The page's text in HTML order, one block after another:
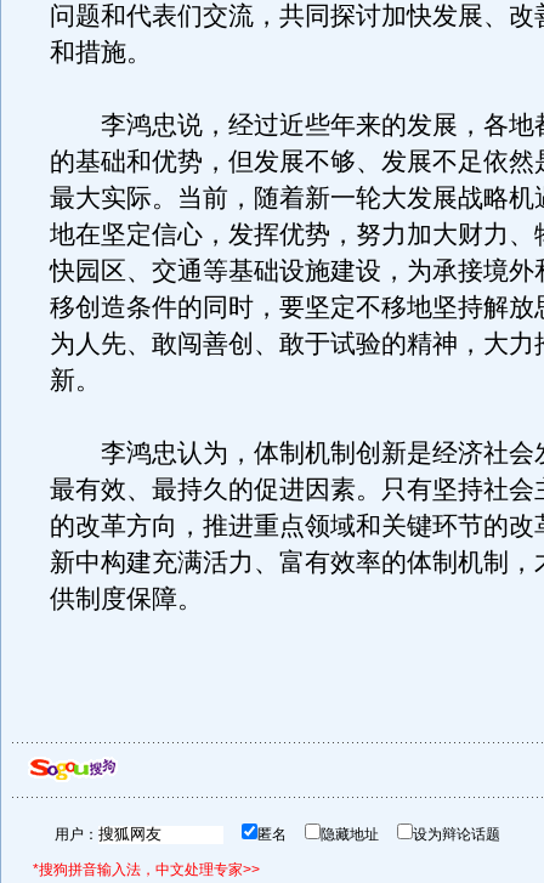
问题和代表们交流，共同探讨加快发展、改
和措施。
李鸿忠说，经过近些年来的发展，各地
的基础和优势，但发展不够、发展不足依然
最大实际。当前，随着新一轮大发展战略机
地在坚定信心，发挥优势，努力加大财力、
快园区、交通等基础设施建设，为承接境外
移创造条件的同时，要坚定不移地坚持解放
为人先、敢闯善创、敢于试验的精神，大力
新。
李鸿忠认为，体制机制创新是经济社会
最有效、最持久的促进因素。只有坚持社会
的改革方向，推进重点领域和关键环节的改
新中构建充满活力、富有效率的体制机制，
供制度保障。
用户： 匿名 隐藏地址 设为辩论话题
*搜狗拼音输入法，中文处理专家>>